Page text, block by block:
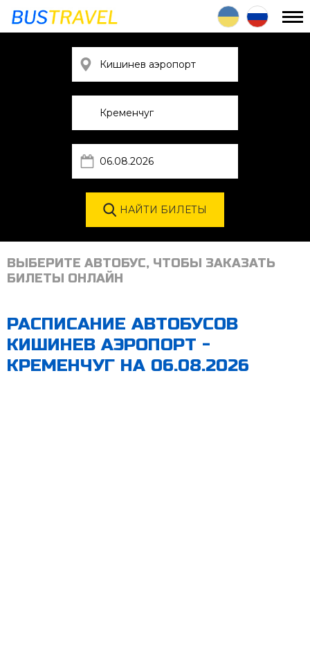
ВЫБЕРИТЕ АВТОБУС, ЧТОБЫ ЗАКАЗАТЬ
БИЛЕТЫ ОНЛАЙН
РАСПИСАНИЕ АВТОБУСОВ
КИШИНЕВ АЭРОПОРТ -
КРЕМЕНЧУГ НА 06.08.2026